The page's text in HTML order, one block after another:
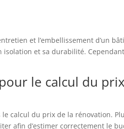
et l’embellissement d’un
isolation et sa durabilité.
le calcul du prix
calcul du prix de la rénovation.
afin d’estimer correctement le